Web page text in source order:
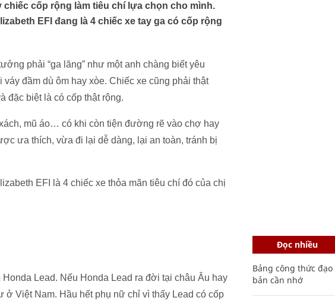
chiếc cốp rộng làm tiêu chí lựa chọn cho mình.
EFI đang là 4 chiếc xe tay ga có cốp rộng
phải “ga lăng” như một anh chàng biết yêu
đầm dù ôm hay xòe. Chiếc xe cũng phải thật
đặc biệt là có cốp thật rộng.
mũ áo… có khi còn tiện đường rẽ vào chợ hay
ưa thích, vừa đi lại dễ dàng, lại an toàn, tránh bị
EFI là 4 chiếc xe thỏa mãn tiêu chí đó của chị
Lead. Nếu Honda Lead ra đời tại châu Âu hay
Việt Nam. Hầu hết phụ nữ chỉ vì thấy Lead có cốp
Đọc nhiều
Bảng công thức
bản cần nhớ